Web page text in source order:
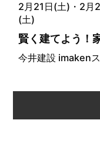
2月21日(土)・2月
(土)
賢く建てよう！
今井建設 imaken